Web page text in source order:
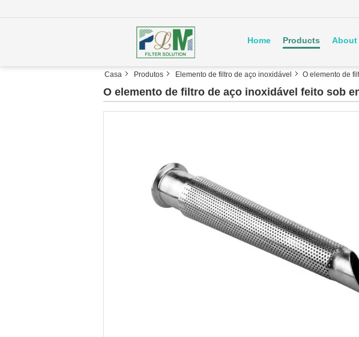
Home Products About
Casa Produtos Elemento de filtro de aço inoxidável O elemento de
O elemento de filtro de aço inoxidável feito sob